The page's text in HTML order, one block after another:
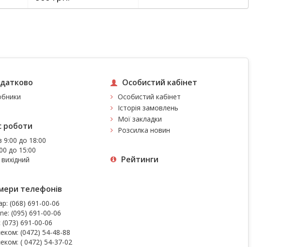
роботи
9:00 до 18:00
до 15:00
телефонів
(068) 691-00-06
(095) 691-00-06
(073) 691-00-06
(0472) 54-48-88
( 0472) 54-37-02
Особистий кабінет
Особистий кабінет
Історія замовлень
Мої закладки
Розсилка новин
Рейтинги